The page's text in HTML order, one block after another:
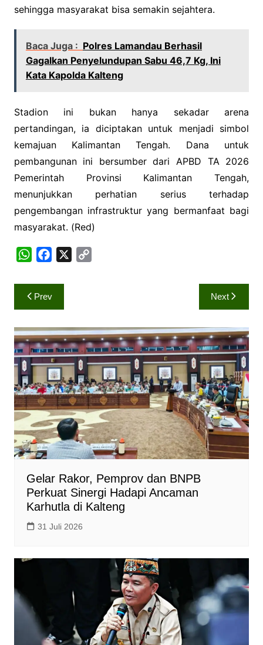
sehingga masyarakat bisa semakin sejahtera.
Baca Juga : Polres Lamandau Berhasil
Gagalkan Penyelundupan Sabu 46,7 Kg, Ini
Kata Kapolda Kalteng
Stadion ini bukan hanya sekadar arena
pertandingan, ia diciptakan untuk menjadi simbol
kemajuan Kalimantan Tengah. Dana untuk
pembangunan ini bersumber dari APBD TA 2026
Pemerintah Provinsi Kalimantan Tengah,
menunjukkan perhatian serius terhadap
pengembangan infrastruktur yang bermanfaat bagi
masyarakat. (Red)
W
a
t
A
p
p
c
e
o
o
k
i
n
k
Navigasi
pos
Prev Next
Gelar Rakor, Pemprov dan BNPB
Perkuat Sinergi Hadapi Ancaman
Karhutla di Kalteng
31 Juli 2026